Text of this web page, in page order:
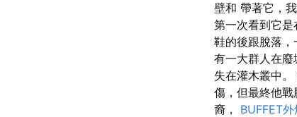
壁和 帶著它，
第一次看到它是
鞋的後跟脫落
有一大群人在
失在灌木叢中
傷，但最終他
裔， BUFFET外